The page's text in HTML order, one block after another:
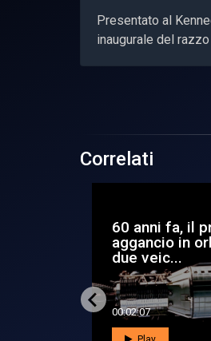
Presentato al
inaugurale del
Correlati
Anche La Cina
prima volta
primo s...
00:01:59